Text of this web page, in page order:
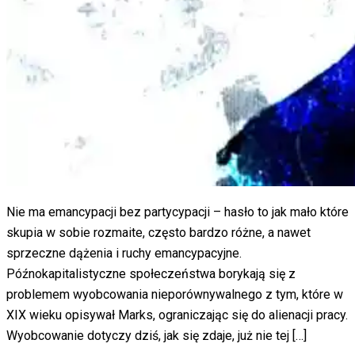
Nie ma emancypacji bez partycypacji – hasło to jak mało które
skupia w sobie rozmaite, często bardzo różne, a nawet
sprzeczne dążenia i ruchy emancypacyjne.
Późnokapitalistyczne społeczeństwa borykają się z
problemem wyobcowania nieporównywalnego z tym, które w
XIX wieku opisywał Marks, ograniczając się do alienacji pracy.
Wyobcowanie dotyczy dziś, jak się zdaje, już nie tej […]